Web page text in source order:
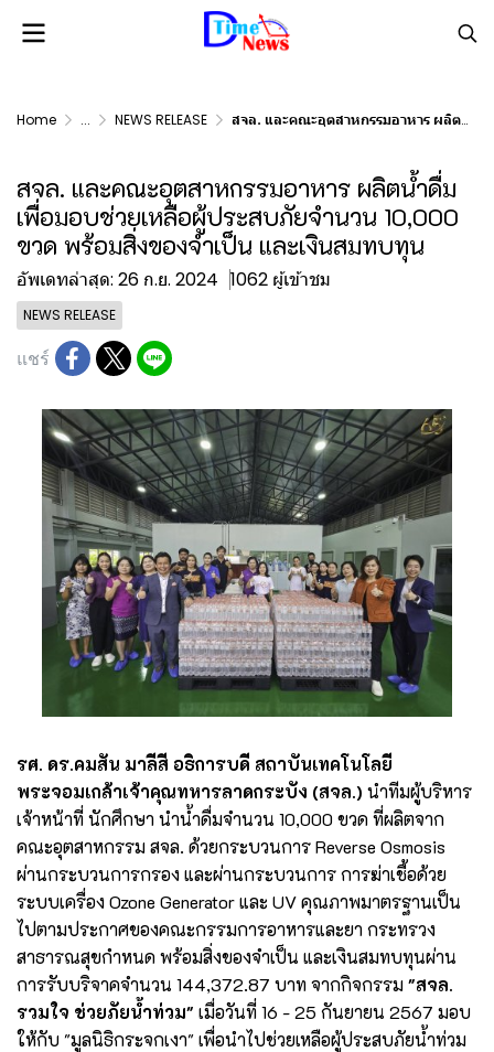
Home ... NEWS RELEASE สจล. และคณะอุตสาหกรรมอาหาร ผลิตน้ำดื่มเพื่อมอบช่วยเหลือผู้ประสบภัยจำนวน 10,000 ขวด พร้อมสิ่งของจำเป็น และเงินสมทบทุน
สจล. และคณะอุตสาหกรรมอาหาร ผลิตน้ำดื่ม
เพื่อมอบช่วยเหลือผู้ประสบภัยจำนวน 10,000
ขวด พร้อมสิ่งของจำเป็น และเงินสมทบทุน
อัพเดทล่าสุด: 26 ก.ย. 2024 1062 ผู้เข้าชม
NEWS RELEASE
แชร์
รศ. ดร.คมสัน มาลีสี อธิการบดี สถาบันเทคโนโลยี
พระจอมเกล้าเจ้าคุณทหารลาดกระบัง (สจล.) นำทีมผู้บริหาร
เจ้าหน้าที่ นักศึกษา นำน้ำดื่มจำนวน 10,000 ขวด ที่ผลิตจาก
คณะอุตสาหกรรม สจล. ด้วยกระบวนการ Reverse Osmosis
ผ่านกระบวนการกรอง และผ่านกระบวนการ การฆ่าเชื้อด้วย
ระบบเครื่อง Ozone Generator และ UV คุณภาพมาตรฐานเป็น
ไปตามประกาศของคณะกรรมการอาหารและยา กระทรวง
สาธารณสุขกำหนด พร้อมสิ่งของจำเป็น และเงินสมทบทุนผ่าน
การรับบริจาคจำนวน 144,372.87 บาท จากกิจกรรม"สจล.
รวมใจ ช่วยภัยน้ำท่วม" เมื่อวันที่ 16 - 25 กันยายน 2567 มอบ
ให้กับ "มูลนิธิกระจกเงา" เพื่อนำไปช่วยเหลือผู้ประสบภัยน้ำท่วม